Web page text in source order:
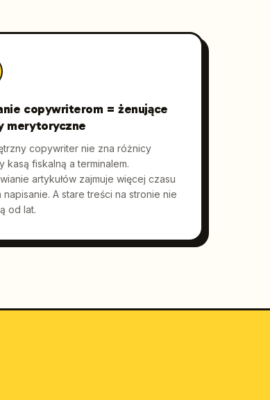
copywriterom = żenujące
merytoryczne
copywriter nie zna różnicy
kasą fiskalną a terminalem.
artykułów zajmuje więcej czasu
napisanie. A stare treści na stronie nie
od lat.